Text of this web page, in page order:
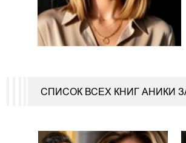
СПИСОК ВСЕХ КНИГ АНИКИ